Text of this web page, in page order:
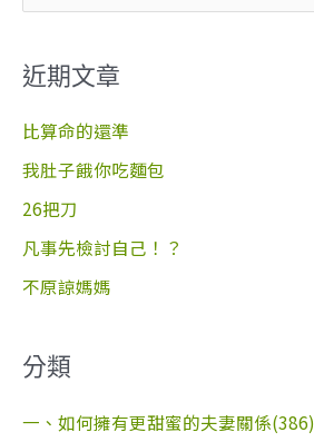
尋
鍵
字
:
近期文章
比算命的還準
我肚子餓你吃麵包
26把刀
凡事先檢討自己！？
不原諒媽媽
分類
一、如何擁有更甜蜜的夫妻關係(386)